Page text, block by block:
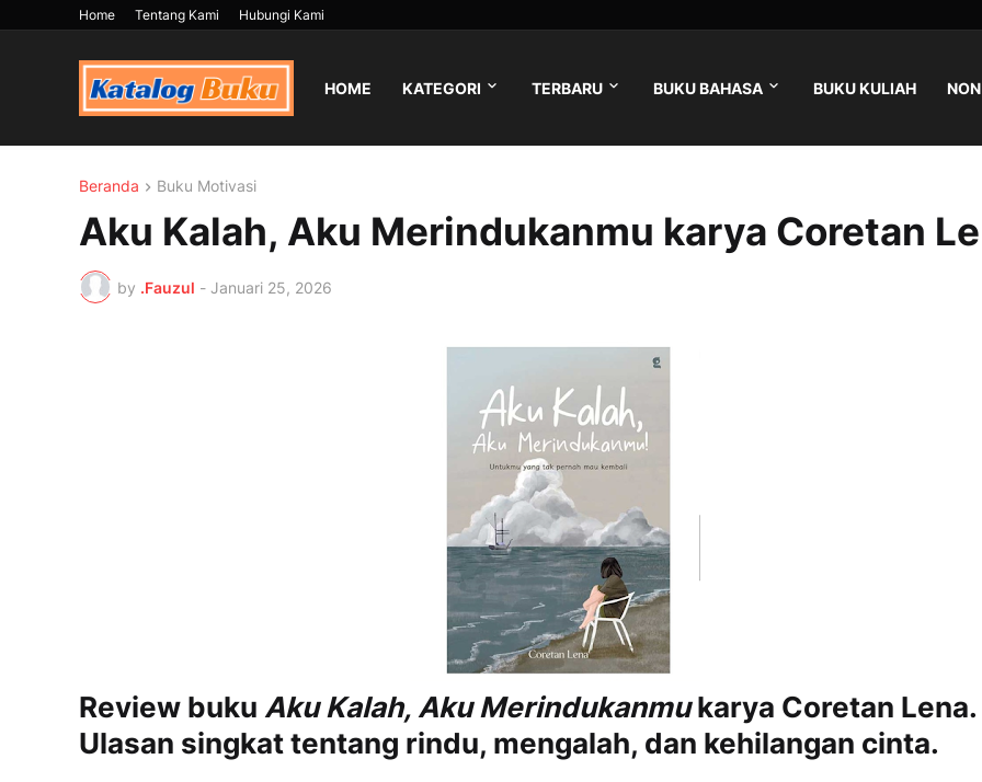
Home Tentang Kami Hubungi Kami
HOME KATEGORI TERBARU BUKU BAHASA BUKU KULIAH
Beranda Buku Motivasi
Aku Kalah, Aku Merindukanmu karya Coretan
by .Fauzul - Januari 25, 2026
Review buku Aku Kalah, Aku Merindukanmukarya Coretan Lena.
Ulasan singkat tentang rindu, mengalah, dan kehilangan cinta.